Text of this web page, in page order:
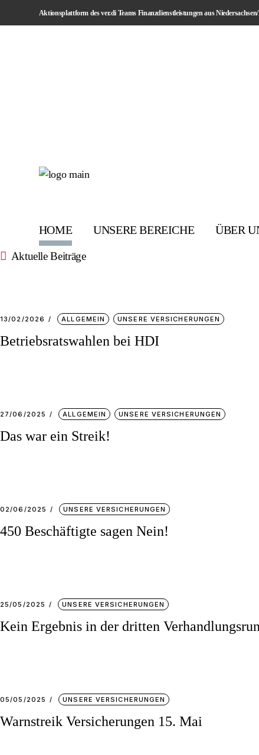
the
Aktionsplattform des ver.di Teams Finanzdienstleistungen aus
HOME UNSERE BEREICHE ÜBER
Aktuelle Beiträge
13/02/2026 ALLGEMEIN UNSERE VERSICHERUNGEN
Betriebsratswahlen bei HDI
27/06/2025 ALLGEMEIN UNSERE VERSICHERUNGEN
Das war ein Streik!
02/06/2025 UNSERE VERSICHERUNGEN
450 Beschäftigte sagen Nein!
25/05/2025 UNSERE VERSICHERUNGEN
Kein Ergebnis in der dritten
05/05/2025 UNSERE VERSICHERUNGEN
Warnstreik Versicherungen 15. Mai